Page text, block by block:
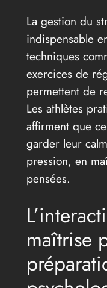
La gestion du
indispensable
techniques
exercices de
permettent de
Les athlètes
affirment que
garder leur
pression, en
pensées.
maîtrise